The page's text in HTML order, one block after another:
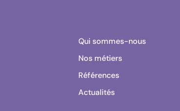
Qui sommes-nous
Nos métiers
Références
Actualités